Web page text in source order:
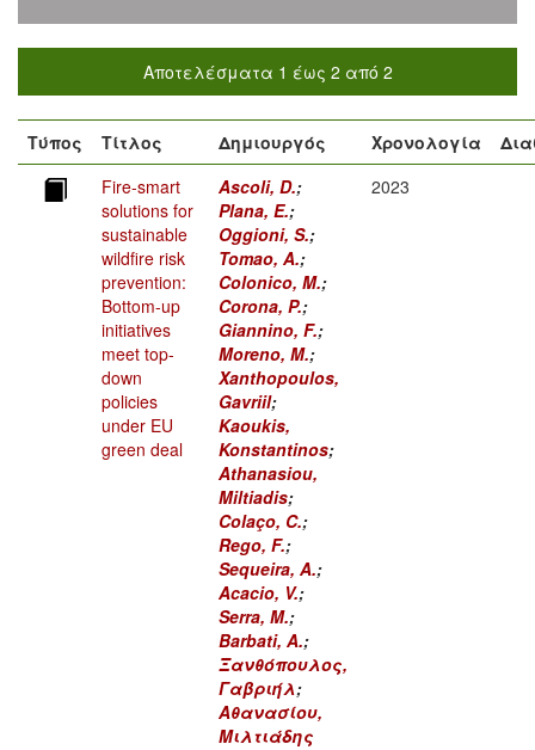
Αποτελέσματα 1 έως 2 από 2
Τύπος Τίτλος Δημιουργός Χρονολογία
Fire-smart
solutions for
sustainable
wildfire risk
prevention:
Bottom-up
initiatives
meet top-
down
policies
under EU
green deal
Ascoli, D.;
Plana, E.;
Oggioni, S.;
Tomao, A.;
Colonico, M.;
Corona, P.;
Giannino, F.;
Moreno, M.;
Xanthopoulos,
Gavriil;
Kaoukis,
Konstantinos;
Athanasiou,
Miltiadis;
Colaço, C.;
Rego, F.;
Sequeira, A.;
Acacio, V.;
Serra, M.;
Barbati, A.;
Ξανθόπουλος,
Γαβριήλ;
Αθανασίου,
Μιλτιάδης
2023